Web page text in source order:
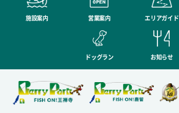
施設案内 営業案内 エリアガイド
ドッグラン お知らせ